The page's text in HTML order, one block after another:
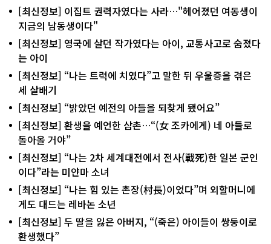
[최신정보] 이집트 권력자였다는 사라…"헤어졌던 여동생이
지금의 남동생이다"
[최신정보] 영국에 살던 작가였다는 아이, 교통사고로 숨졌다
는 아이
[최신정보] “나는 트럭에 치였다”고 말한 뒤 우울증을 겪은
세 살배기
[최신정보] “밝았던 예전의 아들을 되찾게 됐어요”
[최신정보] 환생을 예언한 삼촌…“(女 조카에게) 네 아들로
돌아올 거야”
[최신정보] “나는 2차 세계대전에서 전사(戰死)한 일본 군인
이다”라는 미얀마 소녀
[최신정보] “나는 힘 있는 촌장(村長)이었다”며 외할머니에
게도 대드는 레바논 소년
[최신정보] 두 딸을 잃은 아버지, “(죽은) 아이들이 쌍둥이로
환생했다”